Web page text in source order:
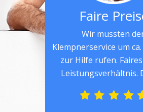
Faire
Wir mussten
Klempnerservice um
zur Hilfe rufen.
Leistungsverhältnis.